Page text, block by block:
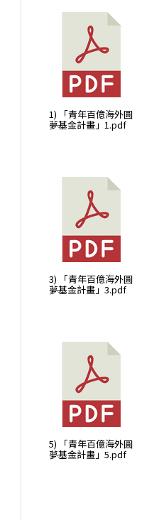
1) 「青年百億海外圓
夢基金計畫」1.pdf
3) 「青年百億海外圓
夢基金計畫」3.pdf
5) 「青年百億海外圓
夢基金計畫」5.pdf